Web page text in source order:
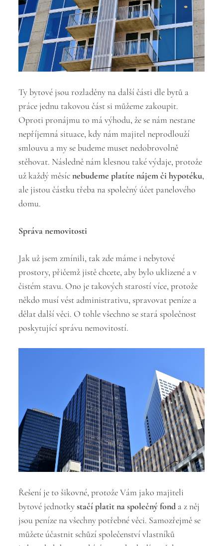
Ty bytové jsou rozladěny na další části dle bytů a
práce jednu takovou část si můžeme zakoupit.
Oproti pronájmu to má výhodu, že se nám nestane
nepříjemná situace, kdy nám majitel neprodlouží
smlouvu a my se budeme muset nedobrovolně
stěhovat. Následně nám klesnou také výdaje, protože
už každý měsícnebudeme platíte nájem či hypotéku,
ale jistou částku třeba na společný účet panelového
domu.
Správa nemovitosti
Jak už jsem zmínili, tak zde máme i nebytové
prostory, přičemž jistě chcete, aby bylo uklizené a v
čistém stavu. Ono je takových starostí více, protože
někdo musí vést administrativu, spravovat peníze a
dělat další věci. O tohle všechno se stará společnost
poskytující správu nemovitostí.
Řešení je to šikovné, protože Vám jako majiteli
bytové jednotkystačí platit na společný fond a z něj
jsou peníze na všechny potřebné věci. Samozřejmě se
můžete účastnit schůzí společenství vlastníků